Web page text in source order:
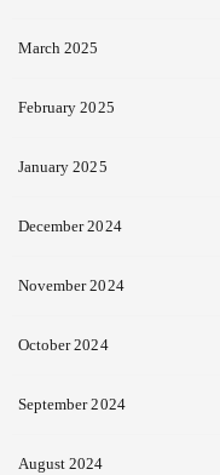
March 2025
February 2025
January 2025
December 2024
November 2024
October 2024
September 2024
August 2024